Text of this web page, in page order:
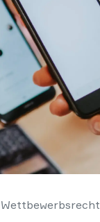
Wettbewerbsrecht